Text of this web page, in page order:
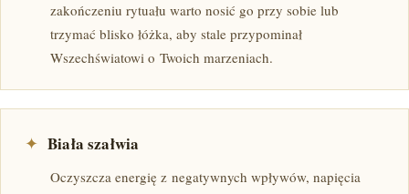
zakończeniu rytuału warto nosić go przy sobie lub
trzymać blisko łóżka, aby stale przypominał
Wszechświatowi o Twoich marzeniach.
✦ Biała szałwia
Oczyszcza energię z negatywnych wpływów, napięcia